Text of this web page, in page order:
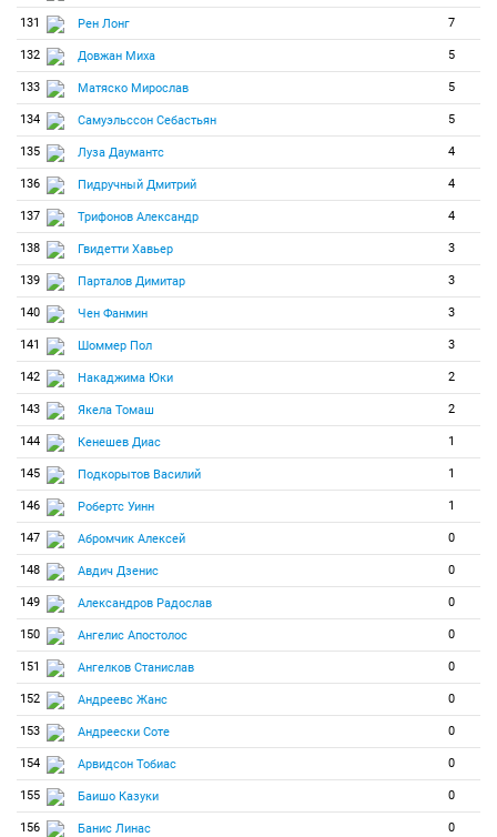
131 Рен Лонг 7
132 Довжан Миха 5
133 Матяско Мирослав 5
134 Самуэльссон Себастьян 5
135 Луза Даумантс 4
136 Пидручный Дмитрий 4
137 Трифонов Александр 4
138 Гвидетти Хавьер 3
139 Парталов Димитар 3
140 Чен Фанмин 3
141 Шоммер Пол 3
142 Накаджима Юки 2
143 Якела Томаш 2
144 Кенешев Диас 1
145 Подкорытов Василий 1
146 Робертс Уинн 1
147 Абромчик Алексей 0
148 Авдич Дзенис 0
149 Александров Радослав 0
150 Ангелис Апостолос 0
151 Ангелков Станислав 0
152 Андреевс Жанс 0
153 Андреески Соте 0
154 Арвидсон Тобиас 0
155 Баишо Казуки 0
156 Банис Линас 0